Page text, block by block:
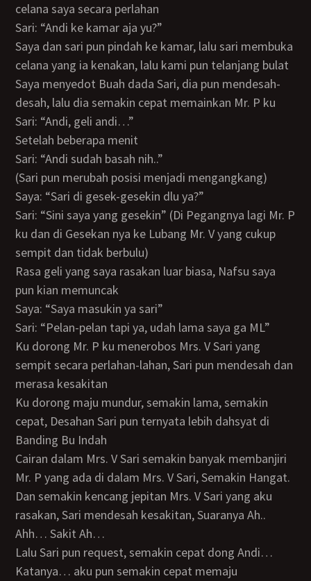
celana saya secara perlahan
Sari: “Andi ke kamar aja yu?”
Saya dan sari pun pindah ke kamar, lalu sari membuka
celana yang ia kenakan, lalu kami pun telanjang bulat
Saya menyedot Buah dada Sari, dia pun mendesah-
desah, lalu dia semakin cepat memainkan Mr. P ku
Sari: “Andi, geli andi…”
Setelah beberapa menit
Sari: “Andi sudah basah nih..”
(Sari pun merubah posisi menjadi mengangkang)
Saya: “Sari di gesek-gesekin dlu ya?”
Sari: “Sini saya yang gesekin” (Di Pegangnya lagi Mr. P
ku dan di Gesekan nya ke Lubang Mr. V yang cukup
sempit dan tidak berbulu)
Rasa geli yang saya rasakan luar biasa, Nafsu saya
pun kian memuncak
Saya: “Saya masukin ya sari”
Sari: “Pelan-pelan tapi ya, udah lama saya ga ML”
Ku dorong Mr. P ku menerobos Mrs. V Sari yang
sempit secara perlahan-lahan, Sari pun mendesah dan
merasa kesakitan
Ku dorong maju mundur, semakin lama, semakin
cepat, Desahan Sari pun ternyata lebih dahsyat di
Banding Bu Indah
Cairan dalam Mrs. V Sari semakin banyak membanjiri
Mr. P yang ada di dalam Mrs. V Sari, Semakin Hangat.
dan semakin kencang jepitan Mrs. V Sari yang aku
rasakan, Sari mendesah kesakitan, Suaranya Ah..
Ahh… Sakit Ah…
Lalu Sari pun request, semakin cepat dong Andi…
Katanya… aku pun semakin cepat memaju